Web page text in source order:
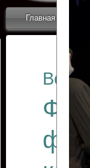
Главная
Все